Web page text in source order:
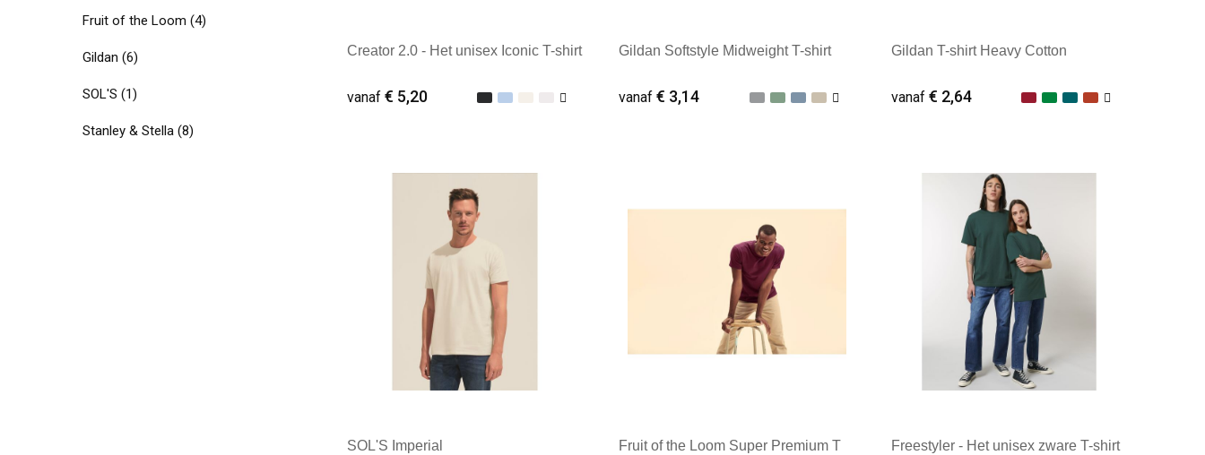
Fruit of the Loom (4)
Gildan (6)
SOL'S (1)
Stanley & Stella (8)
Creator 2.0 - Het unisex Iconic T-shirt
vanaf € 5,20
Minimale afname: 25
Gildan Softstyle Midweight T-shirt
vanaf€ 3,14
Gildan T-shirt Heavy Cotton
vanaf € 2,64
Minimale afname: 25
SOL'S Imperial Fruit of the Loom Super Premium T
Freestyler - Het unisex zware T-shirt